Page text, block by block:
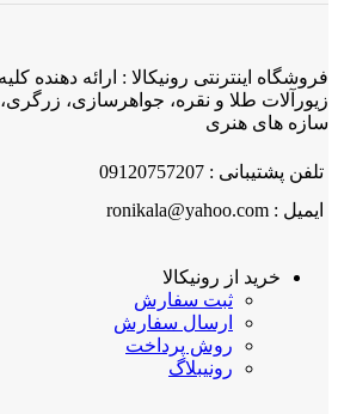
فروشگاه اینترنتی رونیکالا : ارائه دهنده
زیورآلات طلا و نقره، جواهرسازی،
سازه های هنری
تلفن پشتیبانی : 09120757207
ایمیل : ronikala@yahoo.com
خرید از رونیکالا
ثبت سفارش
ارسال سفارش
روش پرداخت
رونیبلاگ